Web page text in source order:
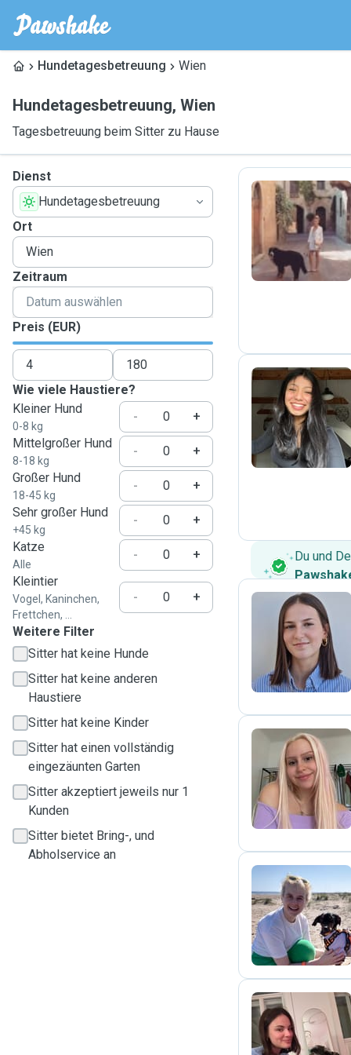
Hundetagesbetreuung Wien
Hundetagesbetreuung, Wien
Tagesbetreuung beim Sitter zu Hause
Dienst
Hundetagesbetreuung
Ort
Zeitraum
Preis (EUR)
Wie viele Haustiere?
Kleiner Hund
0-8 kg
-
+
Mittelgroßer Hund
8-18 kg
-
+
Großer Hund
18-45 kg
-
+
Sehr großer Hund
+45 kg
-
+
Katze
Alle
-
+
Kleintier
Vogel, Kaninchen,
Frettchen, ...
- +
Weitere Filter
Sitter hat keine Hunde
Sitter hat keine anderen
Haustiere
Sitter hat keine Kinder
Sitter hat einen vollständig
eingezäunten Garten
Sitter akzeptiert jeweils nur 1
Kunden
Sitter bietet Bring-, und
Abholservice an
S
S
Du und
E
A
N
A